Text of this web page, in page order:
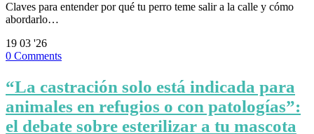
Claves para entender por qué tu perro teme salir a la calle y cómo
abordarlo…
19 03 '26
0 Comments
“La castración solo está indicada para
animales en refugios o con patologías”:
el debate sobre esterilizar a tu mascota